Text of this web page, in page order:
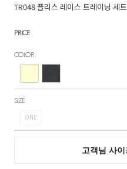
TR048 플리스 레이스 트레이닝 세트
PRICE
COLOR
SIZE
ONE